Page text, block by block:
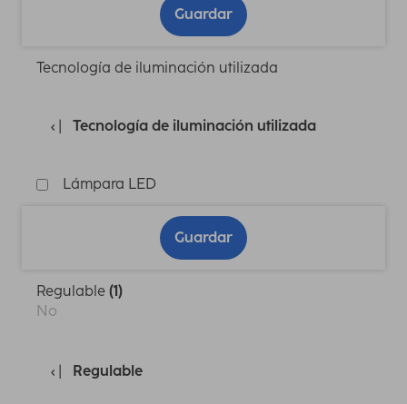
Guardar
Tecnología de iluminación utilizada
Tecnología de iluminación utilizada
Lámpara LED
Guardar
Regulable (1)
No
Regulable